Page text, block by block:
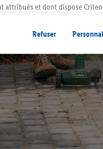
et dont dispose Criteo
un panier d’un webshop
et plusieurs services de Lidl si
adresse e-mail hachée et,
et trouver de plus
des technologies
susmentionnées. Vous
de révoquer votre
des données. Vous
Refuser